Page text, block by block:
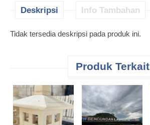
Deskripsi Info Tambahan
Tidak tersedia deskripsi pada produk ini.
Produk Terkait